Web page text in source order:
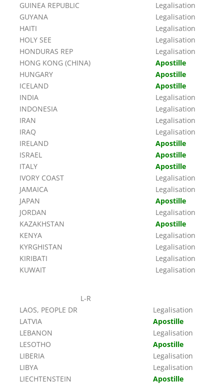
GUINEA REPUBLIC
Legalisation
GUYANA
Legalisation
HAITI
Legalisation
HOLY SEE
Legalisation
HONDURAS REP
Legalisation
HONG KONG (CHINA)
Apostille
HUNGARY
Apostille
ICELAND
Apostille
INDIA
Legalisation
INDONESIA
Legalisation
IRAN
Legalisation
IRAQ
Legalisation
IRELAND
Apostille
ISRAEL
Apostille
ITALY
Apostille
IVORY COAST
Legalisation
JAMAICA
Legalisation
JAPAN
Apostille
JORDAN
Legalisation
KAZAKHSTAN
Apostille
KENYA
Legalisation
KYRGHISTAN
Legalisation
KIRIBATI
Legalisation
KUWAIT
Legalisation
L-R
LAOS, PEOPLE DR
Legalisation
LATVIA
Apostille
LEBANON
Legalisation
LESOTHO
Apostille
LIBERIA
Legalisation
LIBYA
Legalisation
LIECHTENSTEIN
Apostille